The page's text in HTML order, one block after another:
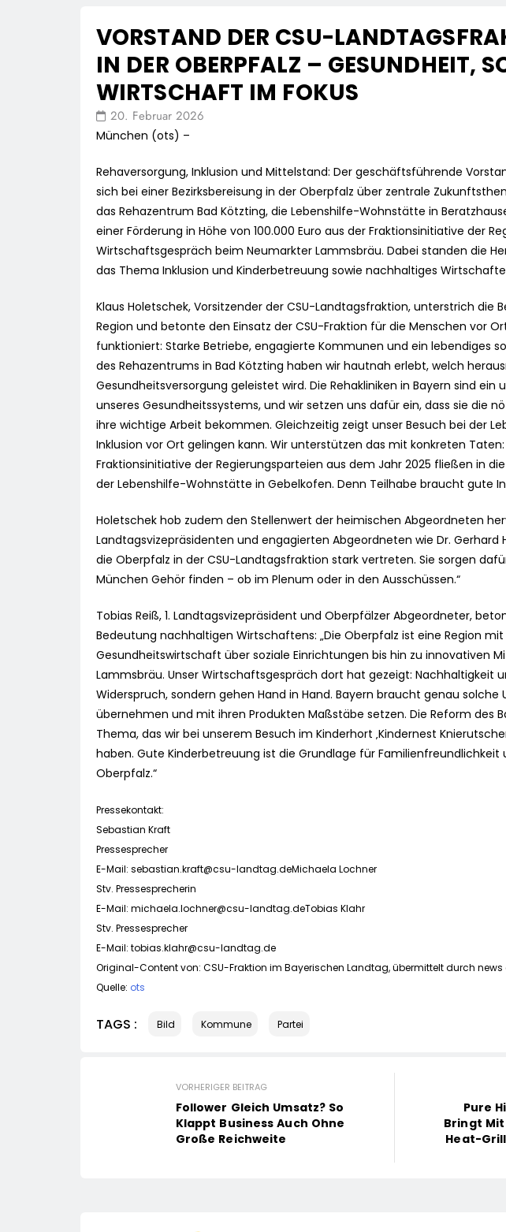
VORSTAND DER CSU-
IN DER OBERPFALZ – GESUNDHEIT,
WIRTSCHAFT IM FOKUS
20. Februar 2026
München (ots) –
Rehaversorgung, Inklusion und Mittelstand: Der geschäftsführende
sich bei einer Bezirksbereisung in der Oberpfalz über zentrale
das Rehazentrum Bad Kötzting, die Lebenshilfe-Wohnstätte in
einer Förderung in Höhe von 100.000 Euro aus der Fraktionsinitiative der
Wirtschaftsgespräch beim Neumarkter Lammsbräu. Dabei standen die
das Thema Inklusion und Kinderbetreuung sowie nachhaltiges
Klaus Holetschek, Vorsitzender der CSU-Landtagsfraktion, unterstrich die
Region und betonte den Einsatz der CSU-Fraktion für die Menschen vor
funktioniert: Starke Betriebe, engagierte Kommunen und ein lebendiges
des Rehazentrums in Bad Kötzting haben wir hautnah erlebt, welch
Gesundheitsversorgung geleistet wird. Die Rehakliniken in Bayern sind ein
unseres Gesundheitssystems, und wir setzen uns dafür ein, dass sie die
ihre wichtige Arbeit bekommen. Gleichzeitig zeigt unser Besuch bei der
Inklusion vor Ort gelingen kann. Wir unterstützen das mit konkreten Taten:
Fraktionsinitiative der Regierungsparteien aus dem Jahr 2025 fließen in
der Lebenshilfe-Wohnstätte in Gebelkofen. Denn Teilhabe braucht gute
Holetschek hob zudem den Stellenwert der heimischen Abgeordneten
Landtagsvizepräsidenten und engagierten Abgeordneten wie Dr. Gerhard
die Oberpfalz in der CSU-Landtagsfraktion stark vertreten. Sie sorgen
München Gehör finden – ob im Plenum oder in den Ausschüssen.“
Tobias Reiß, 1. Landtagsvizepräsident und Oberpfälzer Abgeordneter,
Bedeutung nachhaltigen Wirtschaftens: „Die Oberpfalz ist eine Region
Gesundheitswirtschaft über soziale Einrichtungen bis hin zu innovativen
Lammsbräu. Unser Wirtschaftsgespräch dort hat gezeigt: Nachhaltigkeit
Widerspruch, sondern gehen Hand in Hand. Bayern braucht genau
übernehmen und mit ihren Produkten Maßstäbe setzen. Die Reform des
Thema, das wir bei unserem Besuch im Kinderhort ‚Kindernest
haben. Gute Kinderbetreuung ist die Grundlage für
Oberpfalz.“
Pressekontakt:
Sebastian Kraft
Pressesprecher
E-Mail: sebastian.kraft@csu-landtag.deMichaela Lochner
Stv. Pressesprecherin
E-Mail: michaela.lochner@csu-landtag.deTobias Klahr
Stv. Pressesprecher
E-Mail: tobias.klahr@csu-landtag.de
Original-Content von: CSU-Fraktion im Bayerischen Landtag, übermittelt durch news
Quelle: ots
TAGS : Bild Kommune Partei
VORHERIGER BEITRAG
Follower Gleich Umsatz? So
Klappt Business Auch Ohne
Große Reichweite
Pure
Bringt Mit
Heat-